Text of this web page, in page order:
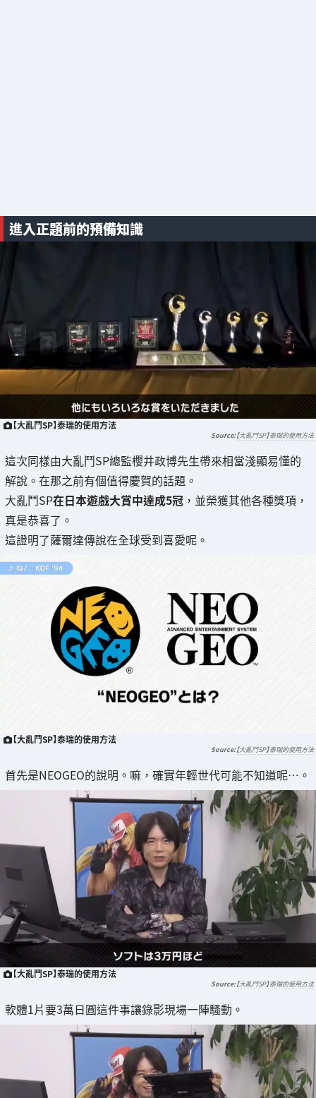
進入正題前的預備知識
【大亂鬥SP】泰瑞的使用方法
【大亂鬥SP】泰瑞的使用方法
這次同樣由大亂鬥SP總監櫻井政博先生帶來相當淺顯易懂的
解說。在那之前有個值得慶賀的話題。
大亂鬥SP在日本遊戲大賞中達成5冠 ，並榮獲其他各種獎項，
真是恭喜了。
這證明了薩爾達傳說在全球受到喜愛呢。
【大亂鬥SP】泰瑞的使用方法
【大亂鬥SP】泰瑞的使用方法
首先是NEOGEO的說明。嘛，確實年輕世代可能不知道呢…。
【大亂鬥SP】泰瑞的使用方法
【大亂鬥SP】泰瑞的使用方法
軟體1片要3萬日圓這件事讓錄影現場一陣騷動。